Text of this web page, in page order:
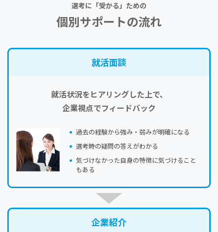
選考に「受かる」ための
個別サポートの流れ
就活⾯談
就活状況をヒアリングした上で、
企業視点でフィードバック
過去の経験から強み・弱みが明確になる
選考時の疑問の答えがわかる
気づけなかった自身の特徴に気づけること
もある
企業紹介